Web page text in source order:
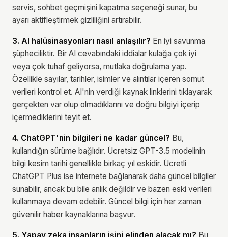
servis, sohbet geçmişini kapatma seçeneği sunar, bu
ayarı aktifleştirmek gizliliğini artırabilir.
3. AI halüsinasyonları nasıl anlaşılır? En iyi savunma
şüpheciliktir. Bir AI cevabındaki iddialar kulağa çok iyi
veya çok tuhaf geliyorsa, mutlaka doğrulama yap.
Özellikle sayılar, tarihler, isimler ve alıntılar içeren somut
verileri kontrol et. AI'nin verdiği kaynak linklerini tıklayarak
gerçekten var olup olmadıklarını ve doğru bilgiyi içerip
içermediklerini teyit et.
4. ChatGPT'nin bilgileri ne kadar güncel? Bu,
kullandığın sürüme bağlıdır. Ücretsiz GPT-3.5 modelinin
bilgi kesim tarihi genellikle birkaç yıl eskidir. Ücretli
ChatGPT Plus ise internete bağlanarak daha güncel bilgiler
sunabilir, ancak bu bile anlık değildir ve bazen eski verileri
kullanmaya devam edebilir. Güncel bilgi için her zaman
güvenilir haber kaynaklarına başvur.